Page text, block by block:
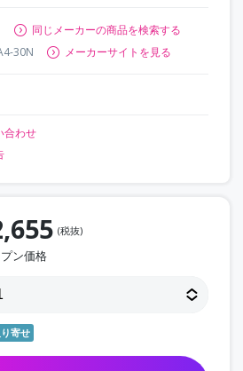
同じメーカーの商品を検索する
30N メーカーサイトを見る
合わせ
(税抜)
ン価格
寄せ